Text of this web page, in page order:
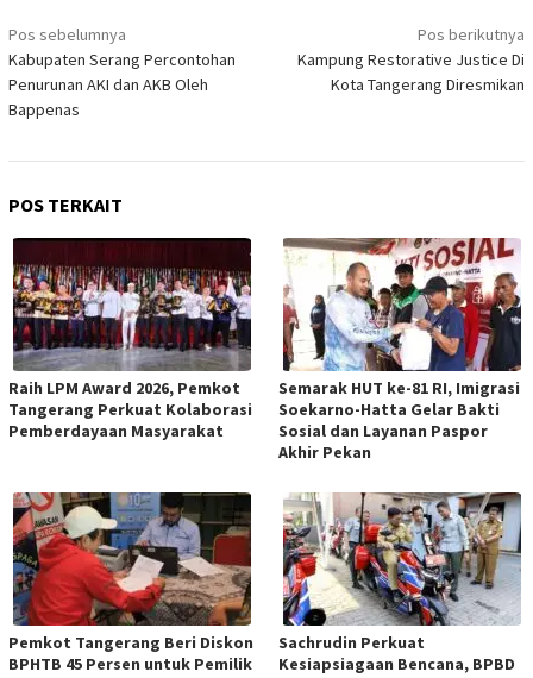
Navigasi
pos
Pos sebelumnya
Kabupaten Serang Percontohan
Penurunan AKI dan AKB Oleh
Bappenas
Pos berikutnya
Kampung Restorative Justice Di
Kota Tangerang Diresmikan
POS TERKAIT
Raih LPM Award 2026, Pemkot
Tangerang Perkuat Kolaborasi
Pemberdayaan Masyarakat
Semarak HUT ke-81 RI, Imigrasi
Soekarno-Hatta Gelar Bakti
Sosial dan Layanan Paspor
Akhir Pekan
Pemkot Tangerang Beri Diskon
BPHTB 45 Persen untuk Pemilik
Sachrudin Perkuat
Kesiapsiagaan Bencana, BPBD